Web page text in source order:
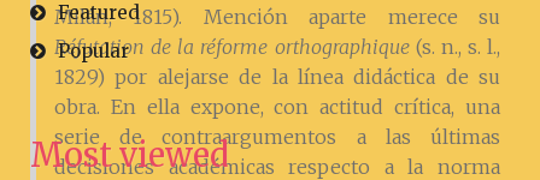
Milán, 1815). Mención aparte merece su
Réfutation de la réforme orthographique(s. n., s. l.,
1829) por alejarse de la línea didáctica de su
obra. En ella expone, con actitud crítica, una
serie de contraargumentos a las últimas
decisiones académicas respecto a la norma
Featured
Popular
Most viewed